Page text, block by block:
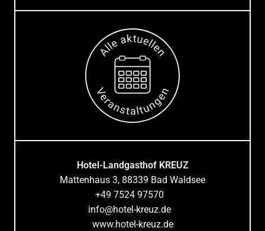
Hotel-Landgasthof KREUZ
Mattenhaus 3, 88339 Bad Waldsee
+49 7524 97570
info@hotel-kreuz.de
www.hotel-kreuz.de